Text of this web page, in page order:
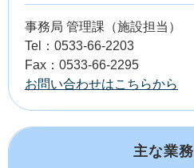
事務局 管理課（施設担当）
Tel：0533-66-2203
Fax：0533-66-2295
お問い合わせはこちらから
主な業